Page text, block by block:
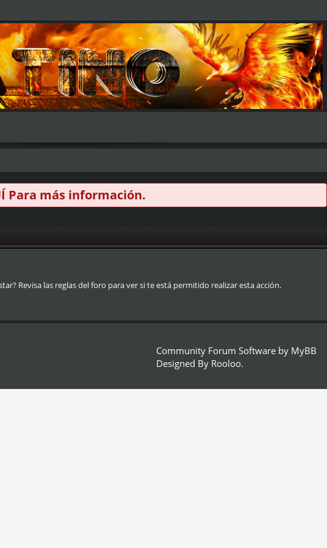
Para más información.
Revisa las reglas del foro para ver si te está permitido realizar esta acción.
Community Forum Software by MyBB
Designed By Rooloo.